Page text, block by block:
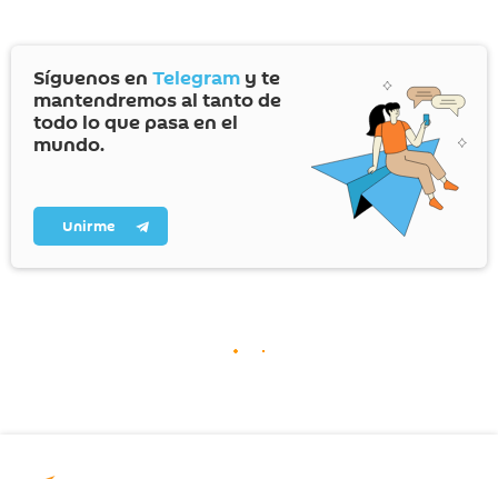
Síguenos en Telegram y te
mantendremos al tanto de
todo lo que pasa en el
mundo.
Unirme